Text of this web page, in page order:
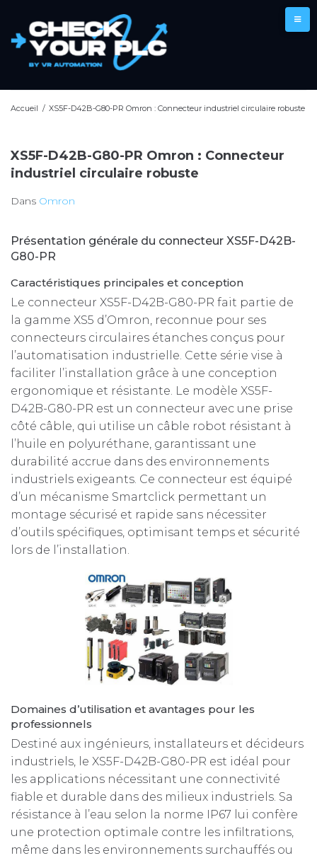
contenu
Accueil / XS5F-D42B-G80-PR Omron : Connecteur industriel circulaire robuste
XS5F-D42B-G80-PR Omron : Connecteur
industriel circulaire robuste
Dans Omron
Présentation générale du connecteur XS5F-D42B-
G80-PR
Caractéristiques principales et conception
Le connecteur XS5F-D42B-G80-PR fait partie de
la gamme XS5 d’Omron, reconnue pour ses
connecteurs circulaires étanches conçus pour
l’automatisation industrielle. Cette série vise à
faciliter l’installation grâce à une conception
ergonomique et résistante. Le modèle XS5F-
D42B-G80-PR est un connecteur avec une prise
côté câble, qui utilise un câble robot résistant à
l’huile en polyuréthane, garantissant une
durabilité accrue dans des environnements
industriels exigeants. Ce connecteur est équipé
d’un mécanisme Smartclick permettant un
montage sécurisé et rapide sans nécessiter
d’outils spécifiques, optimisant temps et sécurité
lors de l’installation.
Domaines d’utilisation et avantages pour les
professionnels
Destiné aux ingénieurs, installateurs et décideurs
industriels, le XS5F-D42B-G80-PR est idéal pour
les applications nécessitant une connectivité
fiable et durable dans des milieux industriels. Sa
résistance à l’eau selon la norme IP67 lui confère
une protection optimale contre les infiltrations,
même dans les environnements surchauffés ou